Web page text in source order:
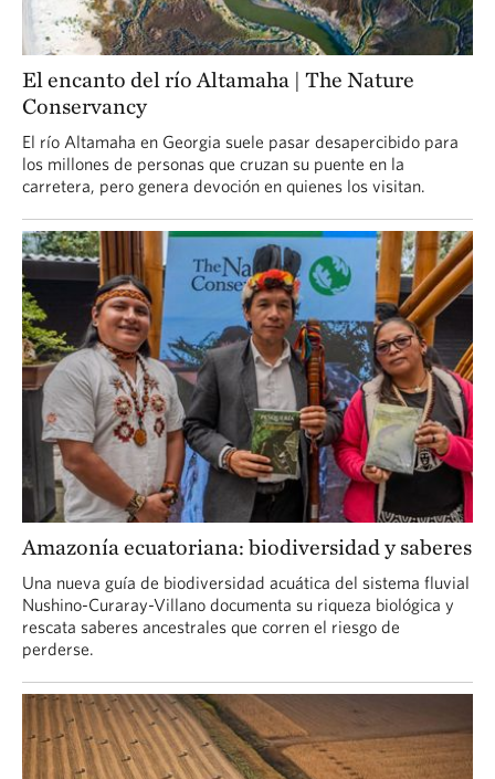
El encanto del río Altamaha | The Nature
Conservancy
El río Altamaha en Georgia suele pasar desapercibido para
los millones de personas que cruzan su puente en la
carretera, pero genera devoción en quienes los visitan.
Amazonía ecuatoriana: biodiversidad y saberes
Una nueva guía de biodiversidad acuática del sistema fluvial
Nushino-Curaray-Villano documenta su riqueza biológica y
rescata saberes ancestrales que corren el riesgo de
perderse.